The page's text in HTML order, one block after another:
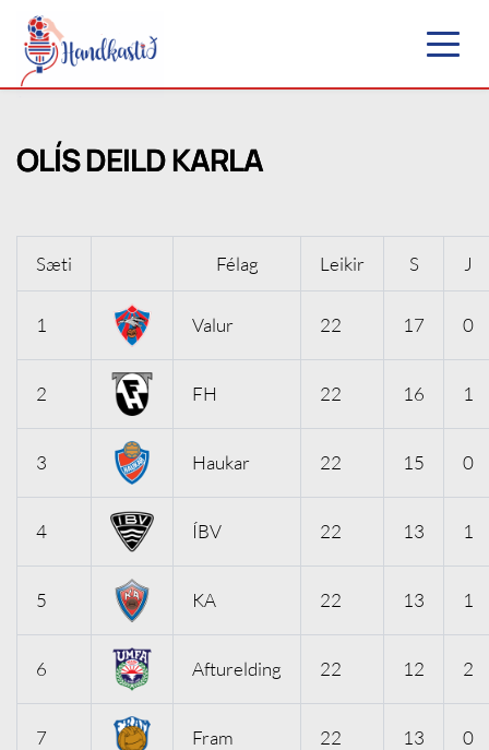
OLÍS DEILD KARLA
Sæti Félag Leikir S J
1 Valur 22 17 0
2 FH 22 16 1
3 Haukar 22 15 0
4 ÍBV 22 13 1
5 KA 22 13 1
6 Afturelding 22 12 2
7 Fram 22 13 0